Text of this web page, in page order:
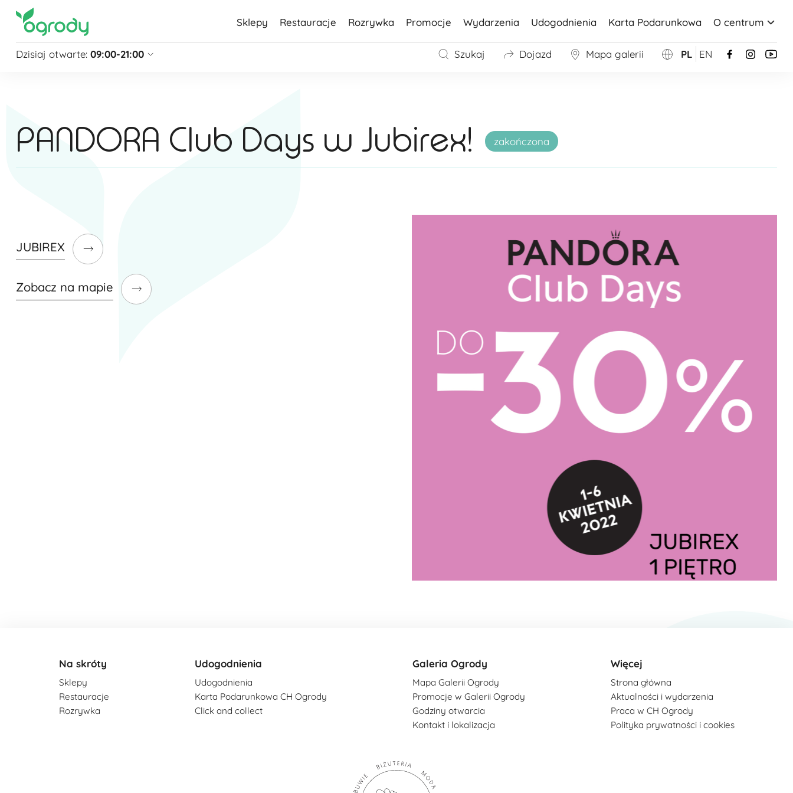
Sklepy Restauracje Rozrywka Promocje Wydarzenia Udogodnienia Karta Podarunkowa O centrum
Dzisiaj otwarte: 09:00-21:00
zobacz więcej »
Szukaj Dojazd Mapa galerii PL EN
PANDORA Club Days w Jubirex! zakończona
JUBIREX
Zobacz na mapie
Na skróty
Sklepy
Restauracje
Rozrywka
Udogodnienia
Udogodnienia
Karta Podarunkowa CH Ogrody
Click and collect
Galeria Ogrody
Mapa Galerii Ogrody
Promocje w Galerii Ogrody
Godziny otwarcia
Kontakt i lokalizacja
Więcej
Strona główna
Aktualności i wydarzenia
Praca w CH Ogrody
Polityka prywatności i cookies